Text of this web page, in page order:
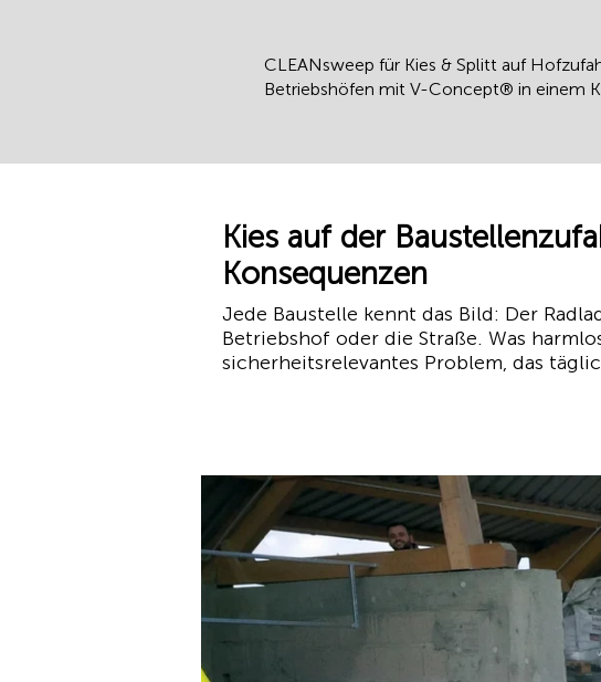
CLEANsweep für Kies & Splitt auf
Betriebshöfen mit V-Concept® in einem
Kies auf der
Konsequenzen
Jede Baustelle kennt das Bild: Der
Betriebshof oder die Straße. Was
sicherheitsrelevantes Problem, das